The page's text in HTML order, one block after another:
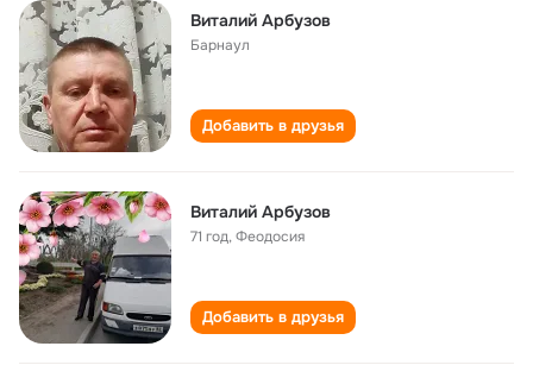
Виталий Арбузов
Барнаул
Добавить в друзья
Виталий Арбузов
71 год,Феодосия
Добавить в друзья